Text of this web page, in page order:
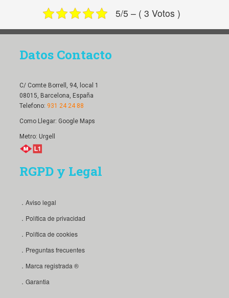
5/5 – ( 3 Votos )
Datos Contacto
C/ Comte Borrell, 94, local 1
08015, Barcelona, España
Telefono: 931 24 24 88
Como Llegar: Google Maps
Metro: Urgell
RGPD y Legal
．Aviso legal
．Política de privacidad
．Política de cookies
．Preguntas frecuentes
．Marca registrada ®
．Garantia